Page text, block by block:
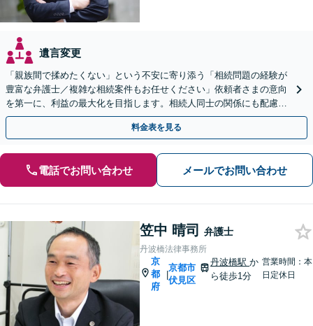
遺言変更
「親族間で揉めたくない」という不安に寄り添う「相続問題の経験が
豊富な弁護士／複雑な相続案件もお任せください」依頼者さまの意向
を第一に、利益の最大化を目指します。相続人同士の関係にも配慮
し、きめ細やかに対応
料金表を見る
電話でお問い合わせ メールでお問い合わせ
笠中 晴司 弁護士
丹波橋法律事務所
京
都
府
|
京都市
伏見区
丹波橋駅か
ら徒歩1分
営業時間：本
日定休日